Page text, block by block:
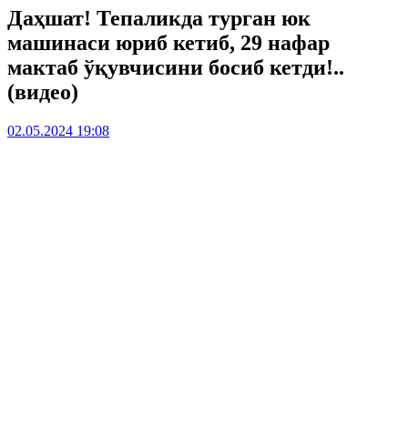
Даҳшат! Тепаликда турган юк
машинаси юриб кетиб, 29 нафар
мактаб ўқувчисини босиб кетди!..
(видео)
02.05.2024 19:08